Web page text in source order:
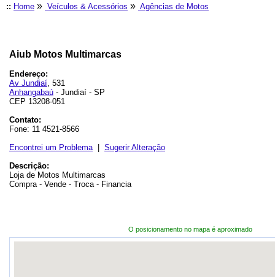
:: Home » Veículos & Acessórios » Agências de Motos
Aiub Motos Multimarcas
Endereço:
Av Jundiaí, 531
Anhangabaú - Jundiaí - SP
CEP 13208-051
Contato:
Fone: 11 4521-8566
Encontrei um Problema| Sugerir Alteração
Descrição:
Loja de Motos Multimarcas
Compra - Vende - Troca - Financia
O posicionamento no mapa é aproximado